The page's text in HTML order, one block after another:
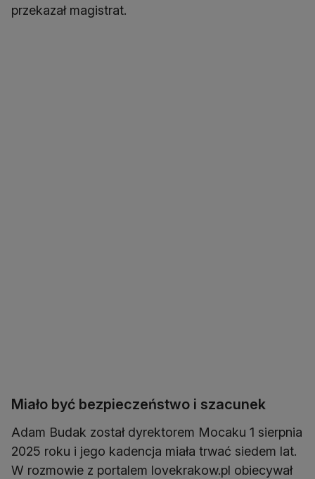
przekazał magistrat.
Miało być bezpieczeństwo i szacunek
Adam Budak został dyrektorem Mocaku 1 sierpnia
2025 roku i jego kadencja miała trwać siedem lat.
W rozmowie z portalem lovekrakow.pl obiecywał